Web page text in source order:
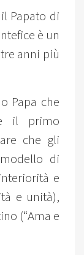
Papato di
è un
anni più
Papa che
il primo
che gli
di
e
e unità),
(“Ama e